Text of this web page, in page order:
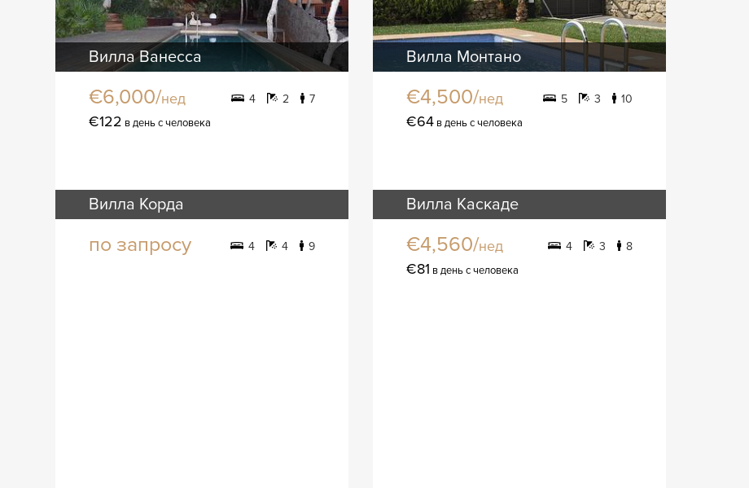
Вилла Ванесса
€6,000/нед 4 2 7
€122 в день с человека
Вилла Монтано
€4,500/нед 5 3 10
€64 в день с человека
Вилла Корда
по запросу 4 4 9
Вилла Каскаде
€4,560/нед 4 3 8
€81 в день с человека